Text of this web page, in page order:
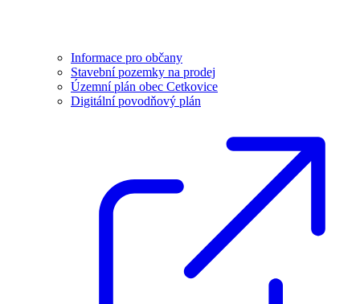
Informace pro občany
Stavební pozemky na prodej
Územní plán obec Cetkovice
Digitální povodňový plán